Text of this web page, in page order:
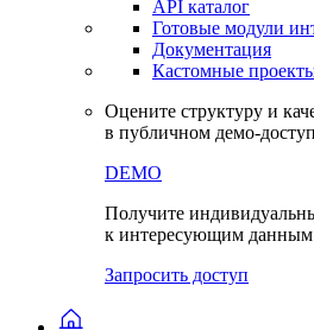
Получить доступ
API & Data Feed
API and Data Feed
Готовые модули
Документация
в публичном демо-